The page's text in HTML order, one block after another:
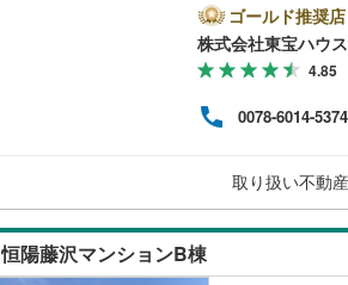
適な設備
ゴミ出し
＝＝＝【
＋全疾病
前に必ず
00まで。
さい。
車の無料
ます。な
ゴールド推奨店
株式会社東宝ハウ
4.85
0078-6014-
取り扱い不動
恒陽藤沢マンションB棟